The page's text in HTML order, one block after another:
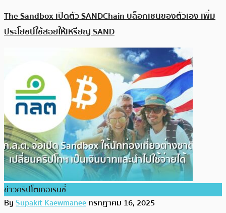
The Sandbox เปิดตัว SANDChain บล็อกเชนของตัวเอง เพิ่ม
ประโยชน์ใช้สอยให้เหรียญ SAND
ข่าวคริปโตเคอเรนซี่
BySupakit Kaewmaneeกรกฎาคม 16, 2025